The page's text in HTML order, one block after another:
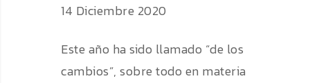
14 Diciembre 2020
Este año ha sido llamado “de los
cambios”, sobre todo en materia